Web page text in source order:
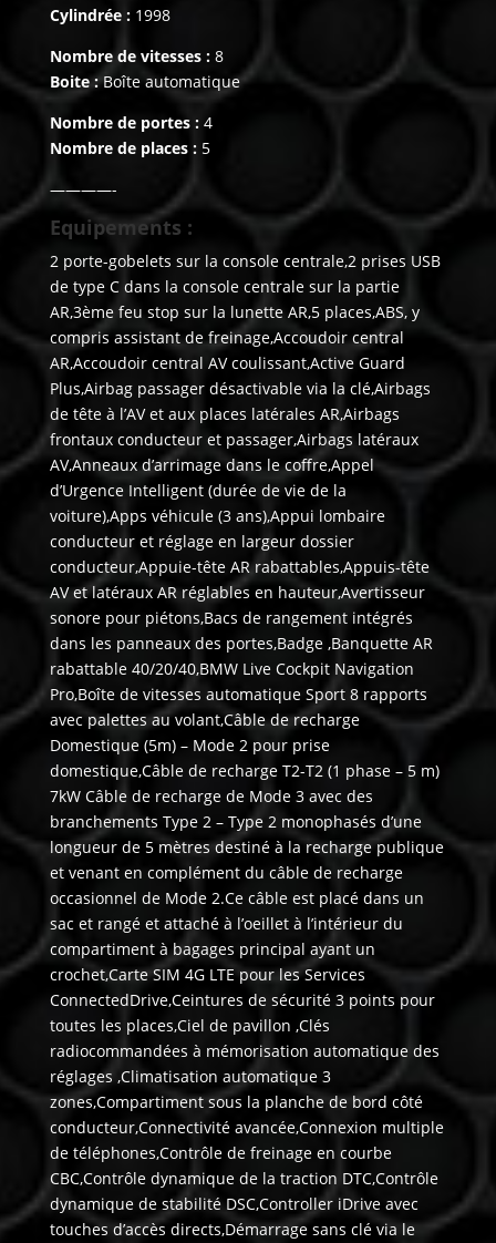
Cylindrée :1998
Nombre de vitesses :8
Boite :Boîte automatique
Nombre de portes : 4
Nombre de places :5
————-
Equipements :
2 porte-gobelets sur la console centrale,2 prises USB
de type C dans la console centrale sur la partie
AR,3ème feu stop sur la lunette AR,5 places,ABS, y
compris assistant de freinage,Accoudoir central
AR,Accoudoir central AV coulissant,Active Guard
Plus,Airbag passager désactivable via la clé,Airbags
de tête à l’AV et aux places latérales AR,Airbags
frontaux conducteur et passager,Airbags latéraux
AV,Anneaux d’arrimage dans le coffre,Appel
d’Urgence Intelligent (durée de vie de la
voiture),Apps véhicule (3 ans),Appui lombaire
conducteur et réglage en largeur dossier
conducteur,Appuie-tête AR rabattables,Appuis-tête
AV et latéraux AR réglables en hauteur,Avertisseur
sonore pour piétons,Bacs de rangement intégrés
dans les panneaux des portes,Badge ,Banquette AR
rabattable 40/20/40,BMW Live Cockpit Navigation
Pro,Boîte de vitesses automatique Sport 8 rapports
avec palettes au volant,Câble de recharge
Domestique (5m) – Mode 2 pour prise
domestique,Câble de recharge T2-T2 (1 phase – 5 m)
7kW Câble de recharge de Mode 3 avec des
branchements Type 2 – Type 2 monophasés d’une
longueur de 5 mètres destiné à la recharge publique
et venant en complément du câble de recharge
occasionnel de Mode 2.Ce câble est placé dans un
sac et rangé et attaché à l’oeillet à l’intérieur du
compartiment à bagages principal ayant un
crochet,Carte SIM 4G LTE pour les Services
ConnectedDrive,Ceintures de sécurité 3 points pour
toutes les places,Ciel de pavillon ,Clés
radiocommandées à mémorisation automatique des
réglages ,Climatisation automatique 3
zones,Compartiment sous la planche de bord côté
conducteur,Connectivité avancée,Connexion multiple
de téléphones,Contrôle de freinage en courbe
CBC,Contrôle dynamique de la traction DTC,Contrôle
dynamique de stabilité DSC,Controller iDrive avec
touches d’accès directs,Démarrage sans clé via le